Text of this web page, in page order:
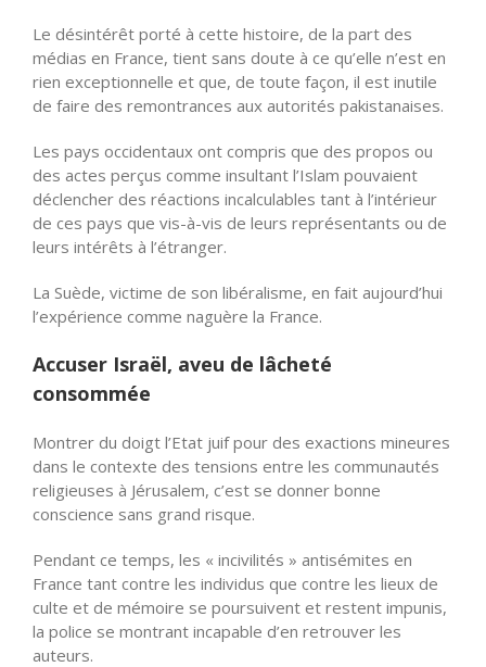
Le désintérêt porté à cette histoire, de la part des
médias en France, tient sans doute à ce qu’elle n’est en
rien exceptionnelle et que, de toute façon, il est inutile
de faire des remontrances aux autorités pakistanaises.
Les pays occidentaux ont compris que des propos ou
des actes perçus comme insultant l’Islam pouvaient
déclencher des réactions incalculables tant à l’intérieur
de ces pays que vis-à-vis de leurs représentants ou de
leurs intérêts à l’étranger.
La Suède, victime de son libéralisme, en fait aujourd’hui
l’expérience comme naguère la France.
Accuser Israël, aveu de lâcheté
consommée
Montrer du doigt l’Etat juif pour des exactions mineures
dans le contexte des tensions entre les communautés
religieuses à Jérusalem, c’est se donner bonne
conscience sans grand risque.
Pendant ce temps, les « incivilités » antisémites en
France tant contre les individus que contre les lieux de
culte et de mémoire se poursuivent et restent impunis,
la police se montrant incapable d’en retrouver les
auteurs.